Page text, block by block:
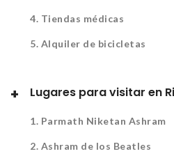
4. Tiendas médicas
5. Alquiler de bicicletas
Lugares para visitar en
1. Parmath Niketan Ashram
2. Ashram de los Beatles